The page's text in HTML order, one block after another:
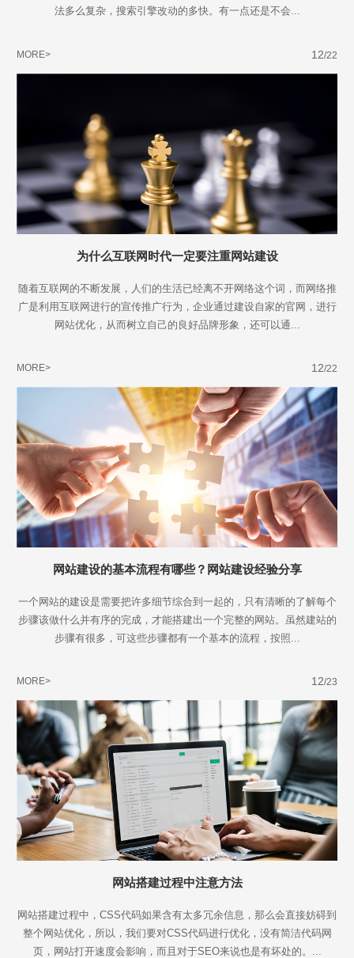
法多么复杂，搜索引擎改动的多快。有一点还是不会...
MORE> 12/22
为什么互联网时代一定要注重网站建设
随着互联网的不断发展，人们的生活已经离不开网络这个词，而网络推
广是利用互联网进行的宣传推广行为，企业通过建设自家的官网，进行
网站优化，从而树立自己的良好品牌形象，还可以通...
MORE> 12/22
网站建设的基本流程有哪些？网站建设经验分享
一个网站的建设是需要把许多细节综合到一起的，只有清晰的了解每个
步骤该做什么并有序的完成，才能搭建出一个完整的网站。虽然建站的
步骤有很多，可这些步骤都有一个基本的流程，按照...
MORE> 12/23
网站搭建过程中注意方法
网站搭建过程中，CSS代码如果含有太多冗余信息，那么会直接妨碍到
整个网站优化，所以，我们要对CSS代码进行优化，没有简洁代码网
页，网站打开速度会影响，而且对于SEO来说也是有坏处的。...